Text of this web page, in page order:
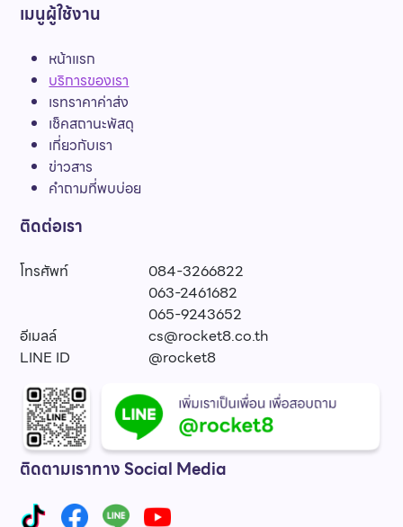
เมนูผู้ใช้งาน
หน้าแรก
บริการของเรา
เรทราคาค่าส่ง
เช็คสถานะพัสดุ
เกี่ยวกับเรา
ข่าวสาร
คำถามที่พบบ่อย
ติดต่อเรา
โทรศัพท์
084-3266822
063-2461682
065-9243652
อีเมลล์
LINE ID
cs@rocket8.co.th
@rocket8
ติดตามเราทาง Social Media